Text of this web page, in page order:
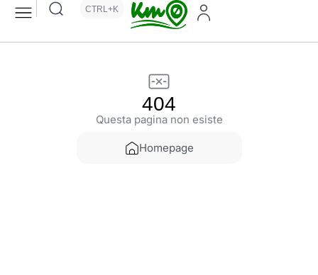
CTRL+K
404
Questa pagina non esiste
Homepage